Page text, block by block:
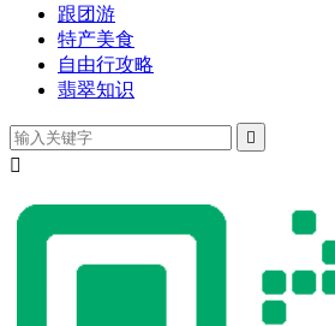
跟团游
特产美食
自由行攻略
翡翠知识

